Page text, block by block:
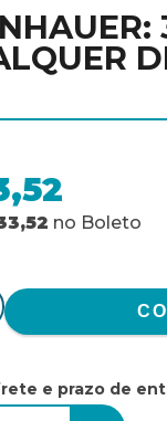
no Boleto
e prazo de